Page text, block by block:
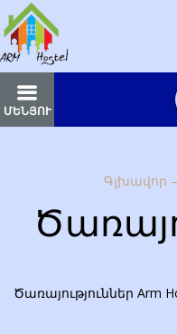
ՄԵՆՅՈՒ
Գլխավոր –
Ծառայություններ Arm